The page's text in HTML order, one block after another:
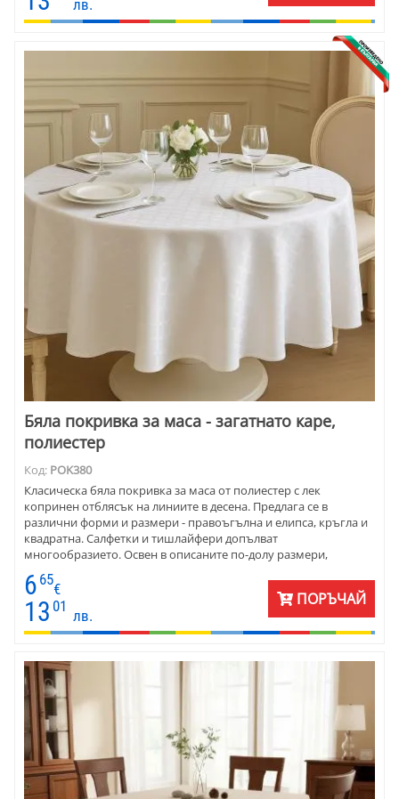
за украса, така и за ежедневна употреба.
лв.
Бяла покривка за маса - загатнато каре,
полиестер
Код: POK380
Класическа бяла покривка за маса от полиестер с лек
копринен отблясък на линиите в десена. Предлага се в
различни форми и размери - правоъгълна и елипса, кръгла и
квадратна. Салфетки и тишлайфери допълват
многообразието. Освен в описаните по-долу размери,
Десенът и тъканта позволяват използването на покривката
както за декор, така и за ежедневна употреба. Покривката се
поддържат се лесно. Материята е 100% полиестер и петната се
перат лесно с подходящи препарати. Основното предимство
на синтетичните влакна, които я правят издържлива, лесна за
гладене и поддръжка.
6 65
€
13 01
лв.
ПОРЪЧАЙ